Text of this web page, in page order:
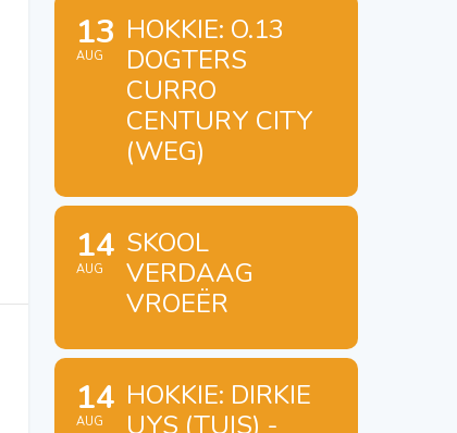
13
AUG
HOKKIE: O.13
DOGTERS
CURRO
CENTURY CITY
(WEG)
14
AUG
SKOOL
VERDAAG
VROEËR
14
AUG
HOKKIE: DIRKIE
UYS (TUIS) -